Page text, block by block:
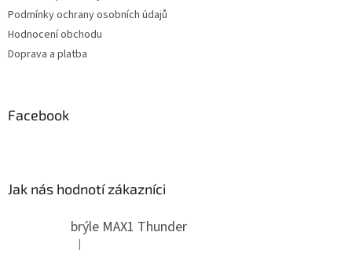
Podmínky ochrany osobních údajů
Hodnocení obchodu
Doprava a platba
Facebook
Jak nás hodnotí zákazníci
brýle MAX1 Thunder
Hodnocení produktu je 5 z 5 hvězdiček.
|